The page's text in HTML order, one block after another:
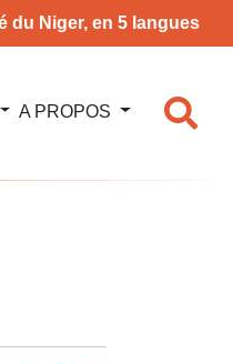
du Niger, en 5 langues
A PROPOS